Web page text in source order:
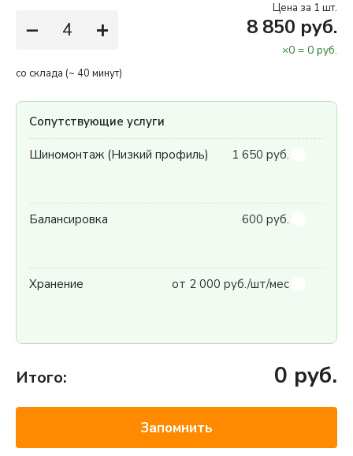
− +
Цена за 1 шт.
8 850 руб.
×0 = 0 руб.
со склада (~ 40 минут)
Сопутствующие услуги
Шиномонтаж (Низкий профиль) 1 650 руб.
Балансировка 600 руб.
Хранение от 2 000 руб./шт/мес
Итого: 0 руб.
Запомнить